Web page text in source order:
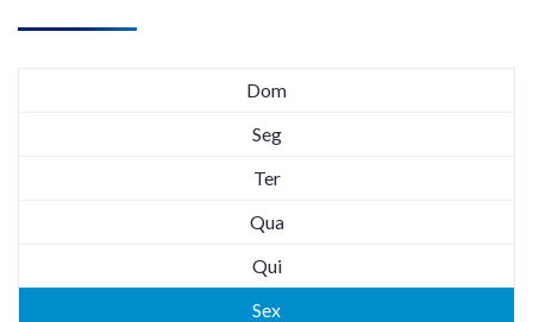
Dom
Seg
Ter
Qua
Qui
Sex